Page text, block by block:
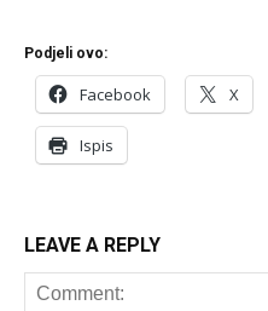
Podjeli ovo:
Facebook X
Ispis
LEAVE A REPLY